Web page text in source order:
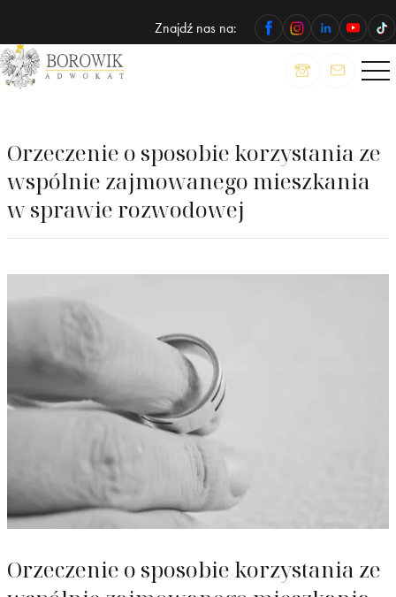
Znajdź nas na:
ADWOKAT
Wojciech
Orzeczenie o sposobie korzystania ze
wspólnie zajmowanego mieszkania
w sprawie rozwodowej
Orzeczenie o sposobie korzystania ze